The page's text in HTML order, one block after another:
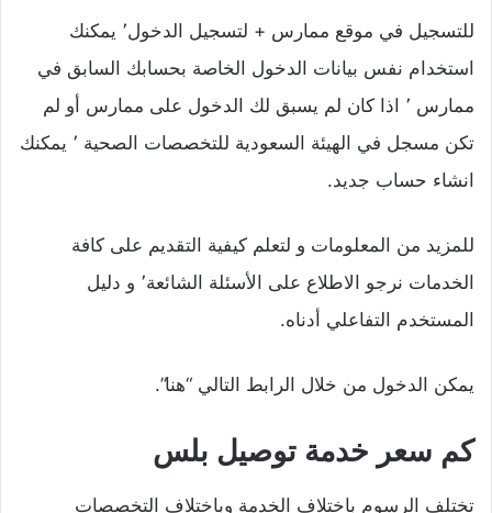
للتسجيل في موقع ممارس + لتسجيل الدخول٬ يمكنك
استخدام نفس بيانات الدخول الخاصة بحسابك السابق في
ممارس ٬ اذا كان لم يسبق لك الدخول على ممارس أو لم
تكن مسجل في الهيئة السعودية للتخصصات الصحية ٬ يمكنك
انشاء حساب جديد.
للمزيد من المعلومات و لتعلم كيفية التقديم على كافة
الخدمات نرجو الاطلاع على الأسئلة الشائعة٬ و دليل
المستخدم التفاعلي أدناه.
يمكن الدخول من خلال الرابط التالي “هنا”.
كم سعر خدمة توصيل بلس
تختلف الرسوم باختلاف الخدمة وباختلاف التخصصات